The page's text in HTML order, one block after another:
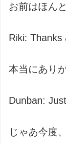
お前はほん
Riki: Thanks
本当にあり
Dunban:
じゃあ今度